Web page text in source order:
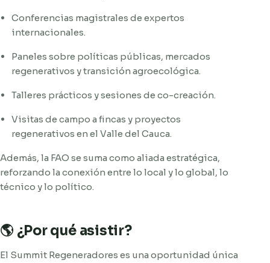
Conferencias magistrales de expertos
internacionales.
Paneles sobre políticas públicas, mercados
regenerativos y transición agroecológica.
Talleres prácticos y sesiones de co-creación.
Visitas de campo a fincas y proyectos
regenerativos en el Valle del Cauca.
Además, la FAO se suma como aliada estratégica,
reforzando la conexión entre lo local y lo global, lo
técnico y lo político.
🌎 ¿Por qué asistir?
El Summit Regeneradores es una oportunidad única